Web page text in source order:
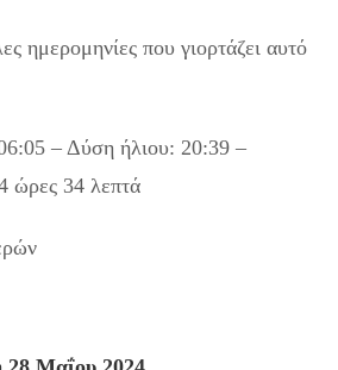
ημερομηνίες που γιορτάζει αυτό
– Δύση ήλιου: 20:39 –
ώρες 34 λεπτά